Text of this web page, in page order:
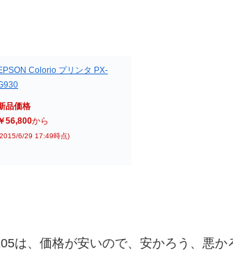
Colorio プリンタ PX-
品価格
￥56,800から
6/29 17:49時点)
は、価格が安いので、安かろう、悪